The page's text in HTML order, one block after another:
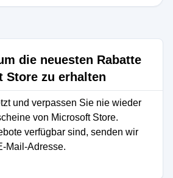
die neuesten Rabatte
Store zu erhalten
und verpassen Sie nie wieder
von Microsoft Store.
verfügbar sind, senden wir
Mail-Adresse.